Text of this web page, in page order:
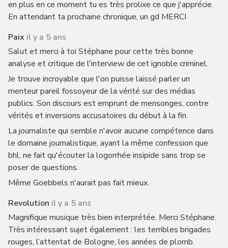
en plus en ce moment tu es très prolixe ce que j'apprécie.
En attendant ta prochaine chronique, un gd MERCI
Paix il y a 5 ans
Salut et merci à toi Stéphane pour cette très bonne
analyse et critique de l'interview de cet ignoble criminel.
Je trouve incroyable que l'on puisse laissé parler un
menteur pareil fossoyeur de la vérité sur des médias
publics. Son discours est emprunt de mensonges, contre
vérités et inversions accusatoires du début à la fin.
La journaliste qui semble n'avoir aucune compétence dans
le domaine journalistique, ayant la même confession que
bhl, ne fait qu'écouter la logorrhée insipide sans trop se
poser de questions.
Même Goebbels n'aurait pas fait mieux.
Revolution il y a 5 ans
Magnifique musique très bien interprétée. Merci Stéphane.
Très intéressant sujet également : les terribles brigades
rouges, l’attentat de Bologne, les années de plomb.